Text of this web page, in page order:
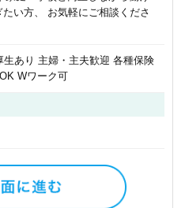
い方、 お気軽にご相談くださ
あり 主婦・主夫歓迎 各種保険
Wワーク可